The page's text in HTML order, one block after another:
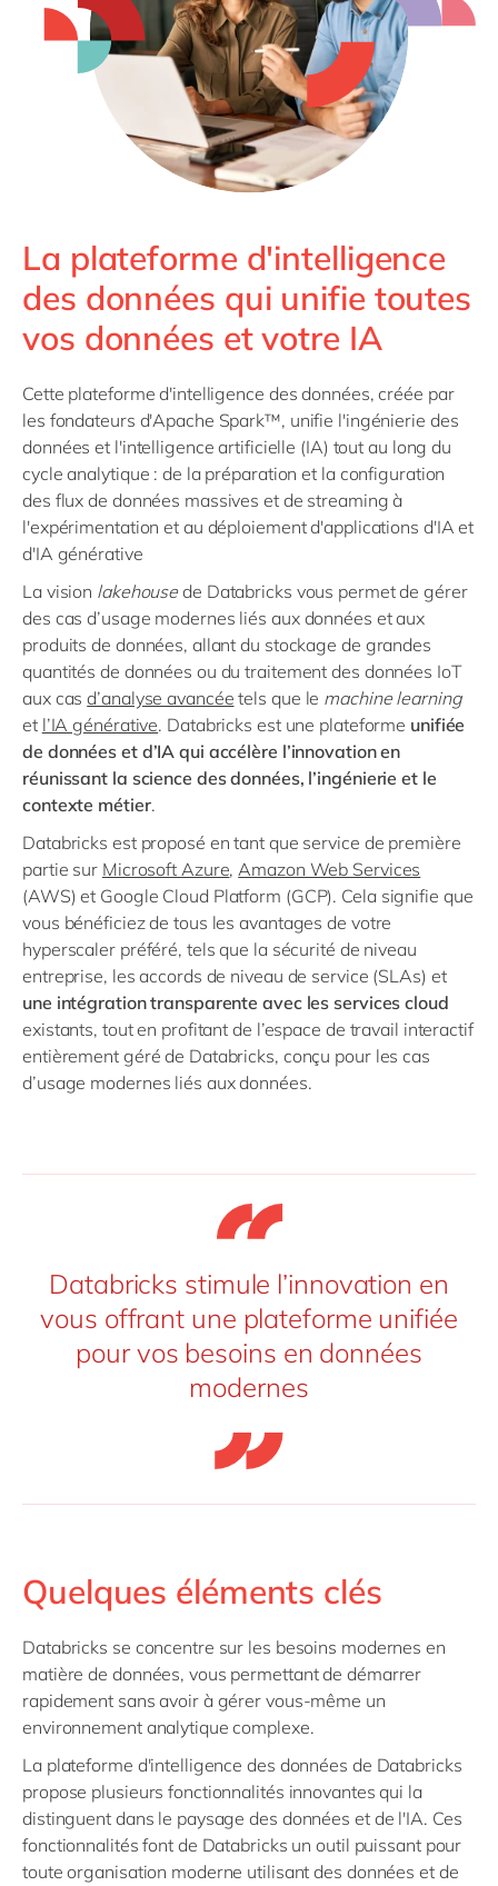
Philippines
Singapore
La plateforme d'intelligence
des données qui unifie toutes
vos données et votre IA
Cette plateforme d'intelligence des données, créée par
les fondateurs d'Apache Spark™, unifie l'ingénierie des
données et l'intelligence artificielle (IA) tout au long du
cycle analytique : de la préparation et la configuration
des flux de données massives et de streaming à
l'expérimentation et au déploiement d'applications d'IA et
d'IA générative
La vision lakehousede Databricks vous permet de gérer
des cas d’usage modernes liés aux données et aux
produits de données, allant du stockage de grandes
quantités de données ou du traitement des données IoT
aux casd’analyse avancée tels que le machine learning
et l’IA générative. Databricks est une plateforme unifiée
de données et d’IA qui accélère l’innovation en
réunissant la science des données, l’ingénierie et le
contexte métier.
Databricks est proposé en tant que service de première
partie sur Microsoft Azure, Amazon Web Services
(AWS) et Google Cloud Platform (GCP). Cela signifie que
vous bénéficiez de tous les avantages de votre
hyperscaler préféré, tels que la sécurité de niveau
entreprise, les accords de niveau de service (SLAs) et
une intégration transparente avec les services cloud
existants, tout en profitant de l’espace de travail interactif
entièrement géré de Databricks, conçu pour les cas
d’usage modernes liés aux données.
Databricks stimule l’innovation en
vous offrant une plateforme unifiée
pour vos besoins en données
modernes
Quelques éléments clés
Databricks se concentre sur les besoins modernes en
matière de données, vous permettant de démarrer
rapidement sans avoir à gérer vous-même un
environnement analytique complexe.
La plateforme d'intelligence des données de Databricks
propose plusieurs fonctionnalités innovantes qui la
distinguent dans le paysage des données et de l'IA. Ces
fonctionnalités font de Databricks un outil puissant pour
toute organisation moderne utilisant des données et de